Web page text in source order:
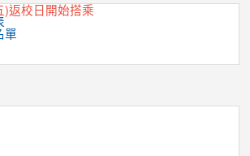
)返校日開始搭乘
單